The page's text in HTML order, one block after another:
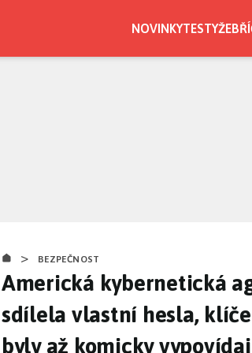
NOVINKYTESTY
> BEZPEČNOST
Americká kybernetická
sdílela vlastní hesla,
byly až komicky